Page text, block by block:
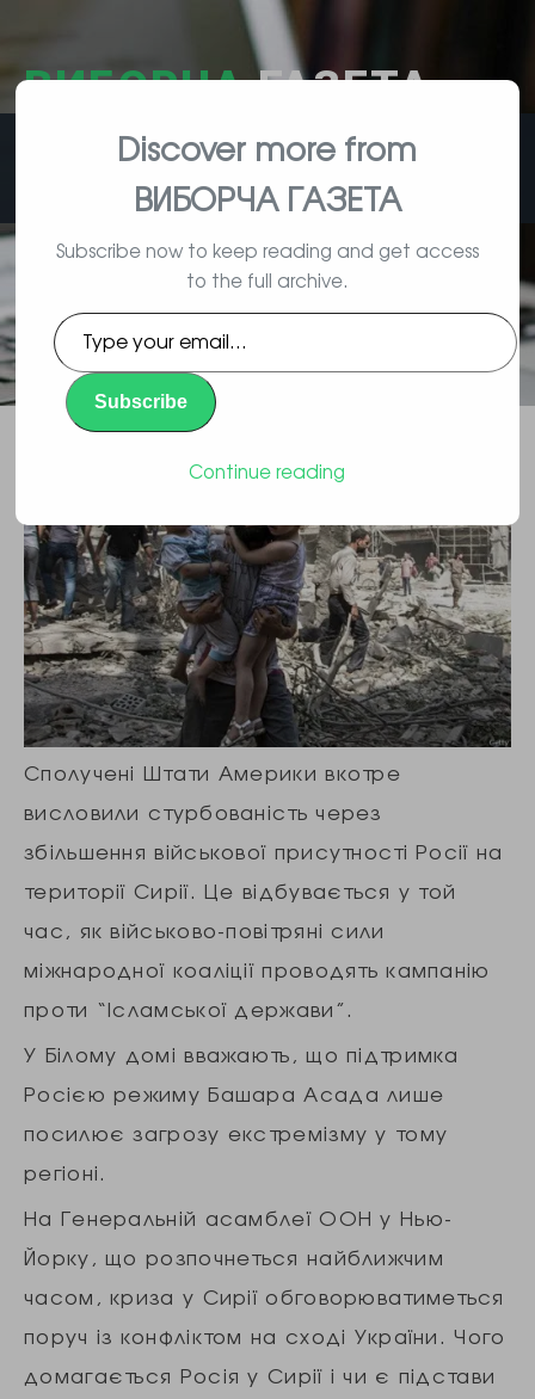
ВИБОРЧАГАЗЕТА
влада, вибори, народ
Чого домагається росія у Сирії і
чи є підстави вести мову про
зміну інтересів путіна
Сполучені Штати Америки вкотре
висловили стурбованість через
збільшення військової присутності Росії на
території Сирії. Це відбувається у той
час, як військово-повітряні сили
міжнародної коаліції проводять кампанію
проти “Ісламської держави”.
У Білому домі вважають, що підтримка
Росією режиму Башара Асада лише
посилює загрозу екстремізму у тому
регіоні.
На Генеральній асамблеї ООН у Нью-
Йорку, що розпочнеться найближчим
часом, криза у Сирії обговорюватиметься
поруч із конфліктом на сході України. Чого
домагається Росія у Сирії і чи є підстави
Discover more from
ВИБОРЧА ГАЗЕТА
Subscribe now to keep reading and get access
to the full archive.
Type
your
email…
Subscribe
Continue reading